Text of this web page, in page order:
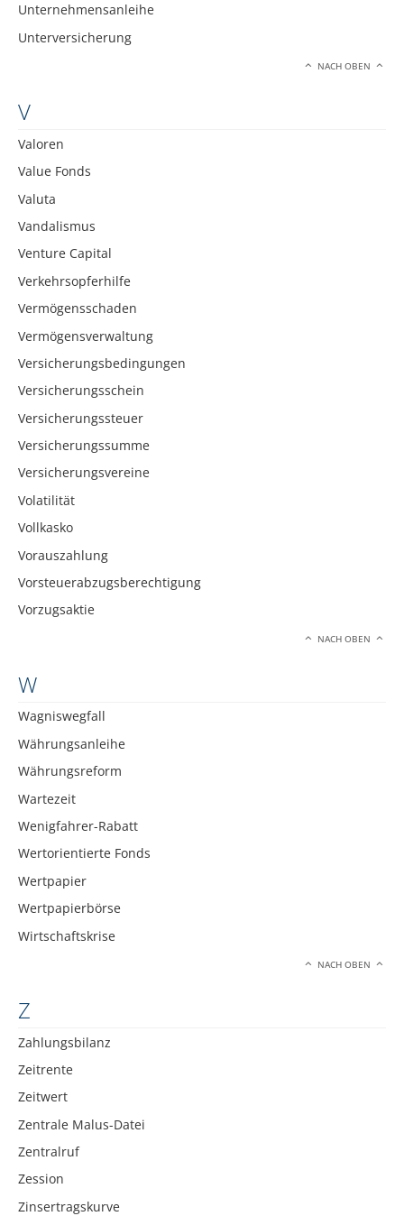
Unternehmensanleihe
Unterversicherung
NACH OBEN
V
Valoren
Value Fonds
Valuta
Vandalismus
Venture Capital
Verkehrsopferhilfe
Vermögensschaden
Vermögensverwaltung
Versicherungsbedingungen
Versicherungsschein
Versicherungssteuer
Versicherungssumme
Versicherungsvereine
Volatilität
Vollkasko
Vorauszahlung
Vorsteuerabzugsberechtigung
Vorzugsaktie
NACH OBEN
W
Wagniswegfall
Währungsanleihe
Währungsreform
Wartezeit
Wenigfahrer-Rabatt
Wertorientierte Fonds
Wertpapier
Wertpapierbörse
Wirtschaftskrise
NACH OBEN
Z
Zahlungsbilanz
Zeitrente
Zeitwert
Zentrale Malus-Datei
Zentralruf
Zession
Zinsertragskurve